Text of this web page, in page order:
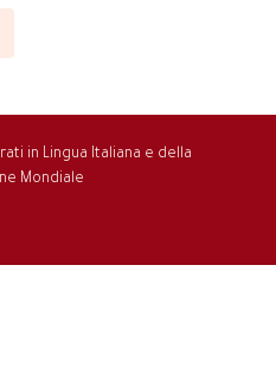
in Lingua Italiana e della
Mondiale